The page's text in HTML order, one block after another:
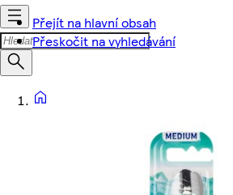
Přejít na hlavní obsah
Přeskočit na vyhledávání